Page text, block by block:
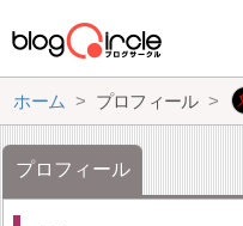
ホーム プロフィール
プロフィール